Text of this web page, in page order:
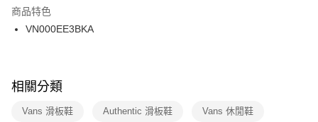
２．訂單成立數日內，您將收到繳費通知簡訊。
３．收到繳費通知簡訊後14天內，點擊此簡訊中的連結，可透過四大超商／
ATM／網路銀行／等多元方式進行付款，方視為交易完成。
※ 交易是否成功請以「AFTEE先享後付 」之結帳頁面顯示為準，若有關於
是否繳費成功／繳費後需取消欲退款等相關疑問，請聯繫「AFTEE先享後付
客戶支援中心」
https://netprotections.freshdesk.com/support/home
付款後門市自取
每筆NT$100，滿NT$1,500(含以上)免運費
商品特色
VN000EE3BKA
相關分類
Vans 滑板鞋 Authentic 滑板鞋 Vans 休閒鞋